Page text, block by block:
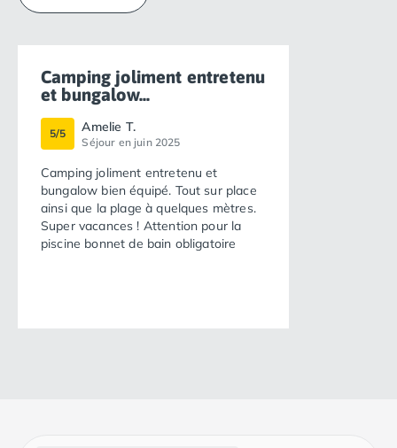
Camping joliment entretenu
et bungalow...
5/5 Amelie T.
Séjour en juin 2025
Camping joliment entretenu et
bungalow bien équipé. Tout sur place
ainsi que la plage à quelques mètres.
Super vacances ! Attention pour la
piscine bonnet de bain obligatoire